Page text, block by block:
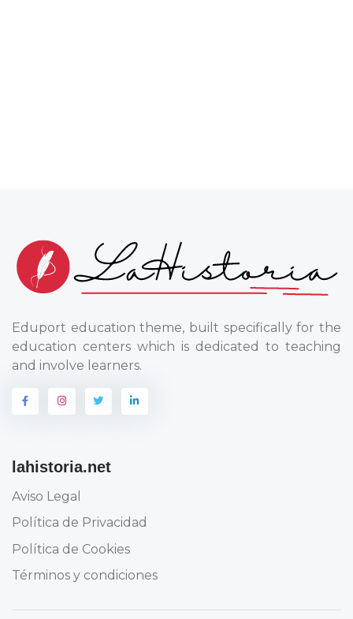
Eduport education theme, built specifically for the
education centers which is dedicated to teaching
and involve learners.
lahistoria.net
Aviso Legal
Política de Privacidad
Política de Cookies
Términos y condiciones